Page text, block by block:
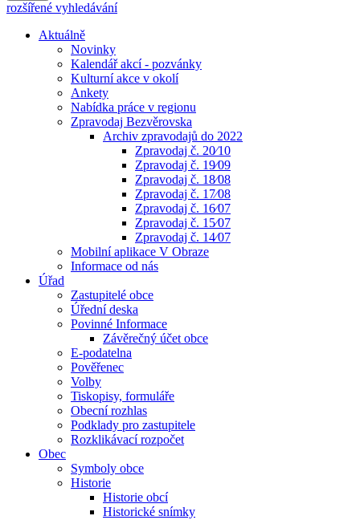
rozšířené vyhledávání
Aktuálně
Novinky
Kalendář akcí - pozvánky
Kulturní akce v okolí
Ankety
Nabídka práce v regionu
Zpravodaj Bezvěrovska
Archiv zpravodajů do 2022
Zpravodaj č. 20⁄10
Zpravodaj č. 19⁄09
Zpravodaj č. 18⁄08
Zpravodaj č. 17⁄08
Zpravodaj č. 16⁄07
Zpravodaj č. 15⁄07
Zpravodaj č. 14⁄07
Mobilní aplikace V Obraze
Informace od nás
Úřad
Zastupitelé obce
Úřední deska
Povinné Informace
Závěrečný účet obce
E-podatelna
Pověřenec
Volby
Tiskopisy, formuláře
Obecní rozhlas
Podklady pro zastupitele
Rozklikávací rozpočet
Obec
Symboly obce
Historie
Historie obcí
Historické snímky